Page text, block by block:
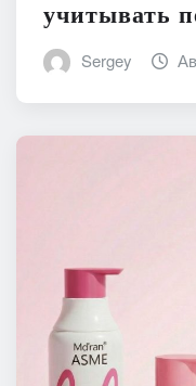
учитывать
Sergey